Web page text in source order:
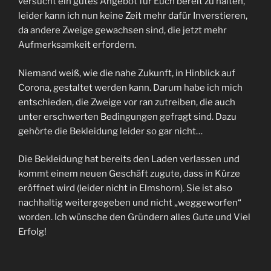
leider kann ich nun keine Zeit mehr dafür Inverstieren,
da andere Zweige gewachsen sind, die jetzt mehr
Aufmerksamkeit erfordern.
Niemand weiß, wie die nahe Zukunft, in Hinblick auf
Corona, gestaltet werden kann. Darum habe ich mich
entschieden, die Zweige vor ran zutreiben, die auch
unter erschwerten Bedingungen gefragt sind. Dazu
gehörte die Bekleidung leider so gar nicht…
Die Bekleidung hat bereits den Laden verlassen und
kommt einem neuen Geschäft zugute, dass in Kürze
eröffnet wird (leider nicht in Elmshorn). Sie ist also
nachhaltig weitergegeben und nicht „weggeworfen“
worden. Ich wünsche den Gründern alles Gute und Viel
Erfolg!